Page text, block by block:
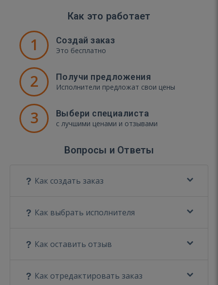
Как это работает
1 Создай заказ
Это бесплатно
2 Получи предложения
Исполнители предложат свои цены
3 Выбери специалиста
с лучшими ценами и отзывами
Вопросы и Ответы
Как создать заказ
Как выбрать исполнителя
Как оставить отзыв
Как отредактировать заказ